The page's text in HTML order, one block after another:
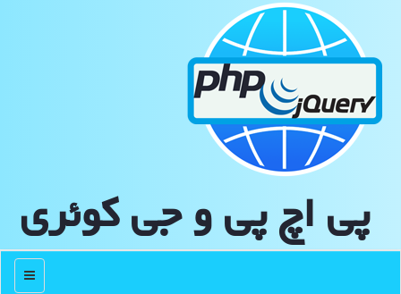
پی اچ پی و جی كوئری
منو